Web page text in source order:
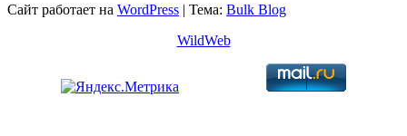
Сайт работает на WordPress | Тема: Bulk Blog
WildWeb